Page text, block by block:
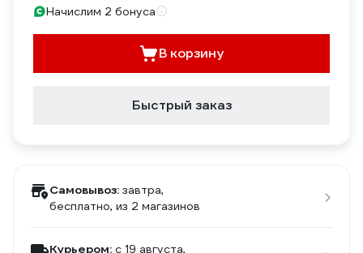
Начислим 2 бонуса
В корзину
Быстрый заказ
Самовывоз: завтра,
бесплатно, из 2 магазинов
Курьером: c 19 августа,